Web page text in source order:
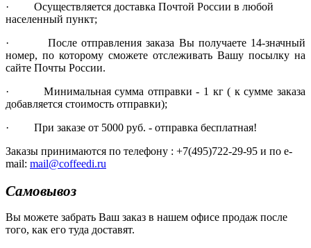
· Осуществляется доставка Почтой России в любой
населенный пункт;
· После отправления заказа Вы получаете 14-значный
номер, по которому сможете отслеживать Вашу посылку на
сайте Почты России.
· Минимальная сумма отправки - 1 кг ( к сумме заказа
добавляется стоимость отправки);
· При заказе от 5000 руб. - отправка бесплатная!
Заказы принимаются по телефону : +7(495)722-29-95 и по e-
mail: mail@coffeedi.ru
Самовывоз
Вы можете забрать Ваш заказ в нашем офисе продаж после
того, как его туда доставят.